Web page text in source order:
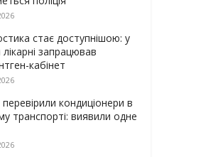
стає доступнішою: у
запрацював
кабінет
кондиціонери в
транспорті: виявили одне